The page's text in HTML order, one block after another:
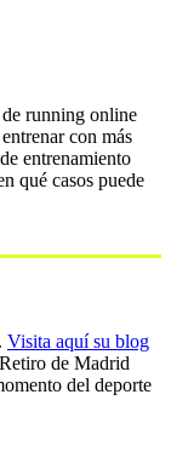
de running online
con más
entrenamiento
qué casos puede
Visita aquí su blog
de Madrid
del deporte